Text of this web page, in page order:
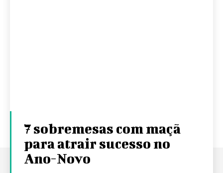
7 sobremesas com maçã
para atrair sucesso no
Ano-Novo